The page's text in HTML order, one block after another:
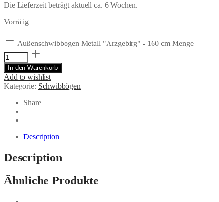
Die Lieferzeit beträgt aktuell ca. 6 Wochen.
Vorrätig
Außenschwibbogen Metall "Arzgebirg" - 160 cm Menge
In den Warenkorb
Add to wishlist
Kategorie: Schwibbögen
Share
Description
Description
Ähnliche Produkte